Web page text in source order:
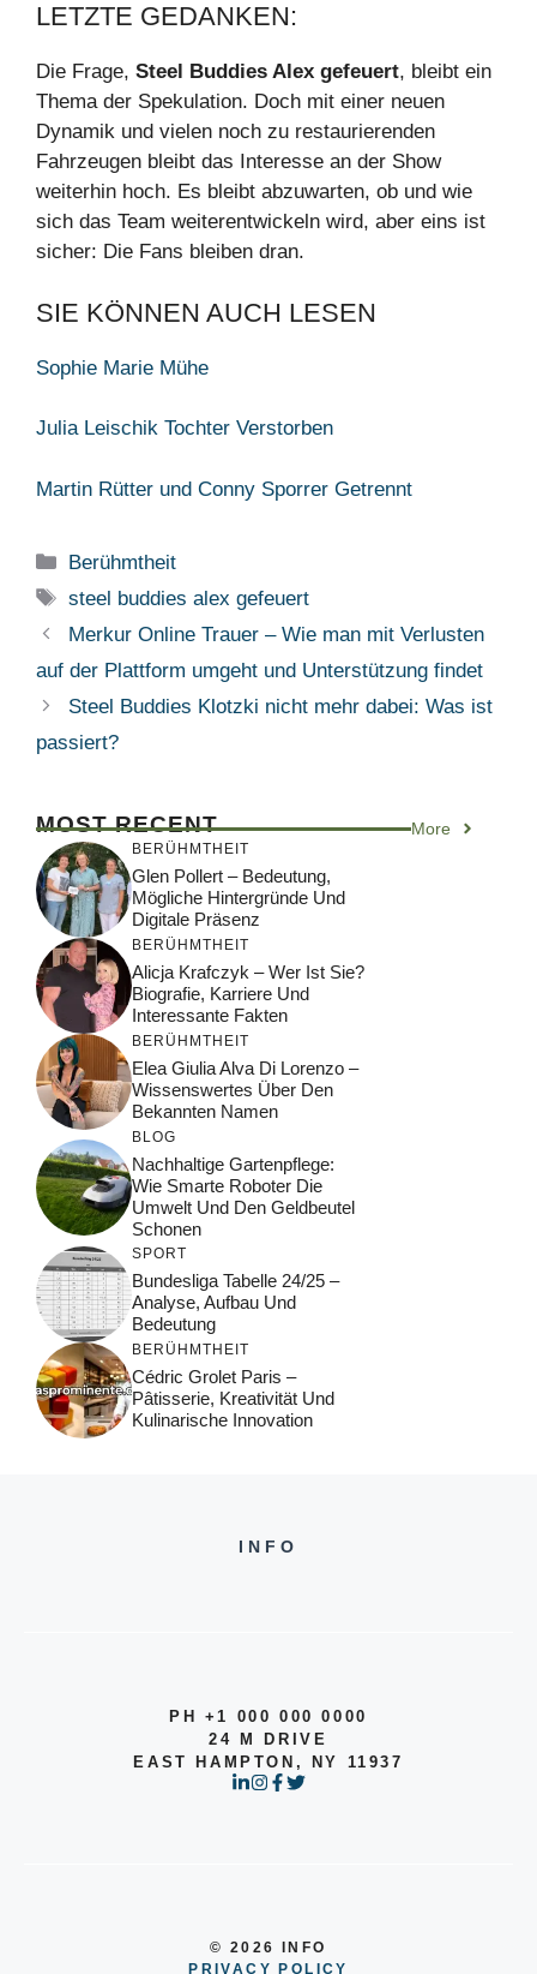
LETZTE GEDANKEN:
Die Frage, Steel Buddies Alex gefeuert, bleibt ein
Thema der Spekulation. Doch mit einer neuen
Dynamik und vielen noch zu restaurierenden
Fahrzeugen bleibt das Interesse an der Show
weiterhin hoch. Es bleibt abzuwarten, ob und wie
sich das Team weiterentwickeln wird, aber eins ist
sicher: Die Fans bleiben dran.
SIE KÖNNEN AUCH LESEN
Sophie Marie Mühe
Julia Leischik Tochter Verstorben
Martin Rütter und Conny Sporrer Getrennt
Categories
Berühmtheit
Tags
steel buddies alex gefeuert
Merkur Online Trauer – Wie man mit Verlusten
auf der Plattform umgeht und Unterstützung findet
Steel Buddies Klotzki nicht mehr dabei: Was ist
passiert?
MOST RECENT More
BERÜHMTHEIT
Glen Pollert – Bedeutung,
Mögliche Hintergründe Und
Digitale Präsenz
BERÜHMTHEIT
Alicja Krafczyk – Wer Ist Sie?
Biografie, Karriere Und
Interessante Fakten
BERÜHMTHEIT
Elea Giulia Alva Di Lorenzo –
Wissenswertes Über Den
Bekannten Namen
BLOG
Nachhaltige Gartenpflege:
Wie Smarte Roboter Die
Umwelt Und Den Geldbeutel
Schonen
SPORT
Bundesliga Tabelle 24/25 –
Analyse, Aufbau Und
Bedeutung
BERÜHMTHEIT
Cédric Grolet Paris –
Pâtisserie, Kreativität Und
Kulinarische Innovation
INFO
PH +1 000 000 0000
24 M DRIVE
EAST HAMPTON, NY 11937
© 2026 INFO
PRIVACY POLICY